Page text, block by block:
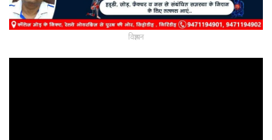
विज्ञापन